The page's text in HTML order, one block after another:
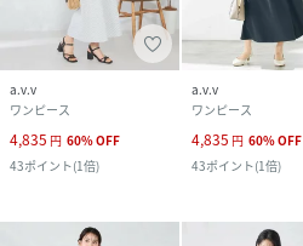
a.v.v
ワンピース
4,835 円 60%OFF
43ポイント(1倍)
a.v.v
ワンピース
4,835 円 60%OFF
43ポイント(1倍)